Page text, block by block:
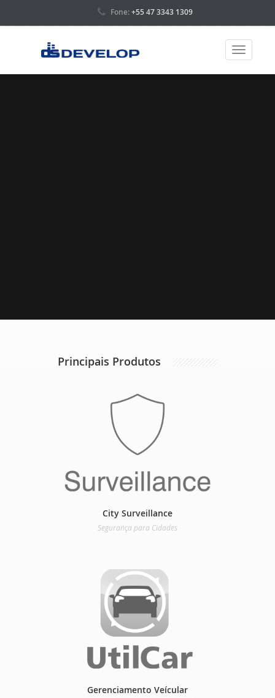
Fone:+55 47 3343 1309
Principais Produtos
City Surveillance
Segurança para Cidades
Gerenciamento Veícular